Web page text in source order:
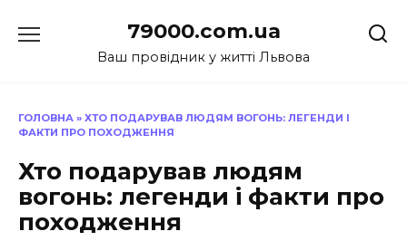
до
79000.com.ua
Ваш провідник у житті Львова
ГОЛОВНА » ХТО ПОДАРУВАВ ЛЮДЯМ ВОГОНЬ: ЛЕГЕНДИ І
ФАКТИ ПРО ПОХОДЖЕННЯ
Хто подарував людям
вогонь: легенди і факти про
походження